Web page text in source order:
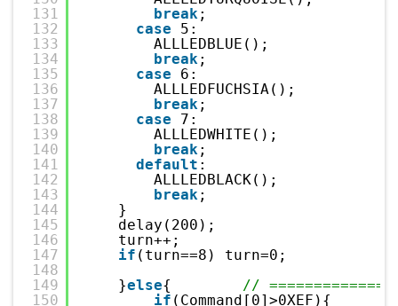
131
132
133
134
135
136
137
138
139
140
141
142
143
144
145
146
147
148
149
150
break;
case
5:
ALLLEDBLUE();
break;
case
6:
ALLLEDFUCHSIA();
break;
case
7:
ALLLEDWHITE();
break;
default :
ALLLEDBLACK();
break;
}
delay(200);
turn++;
if (turn==8) turn=0;
}else{ //
if (Command[0]>0XEF){